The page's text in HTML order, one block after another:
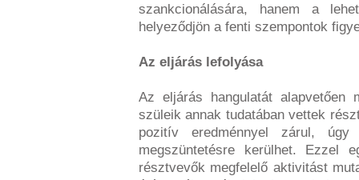
szankcionálására, hanem a
helyeződjön a fenti szempontok
Az eljárás lefolyása
Az eljárás hangulatát
szüleik annak tudatában vettek
pozitív eredménnyel zárul,
megszüntetésre kerülhet. Ezzel
résztvevők megfelelő aktivitást